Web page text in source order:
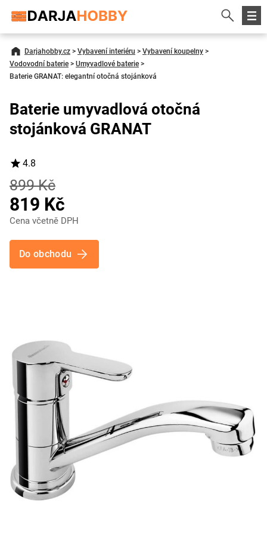
Darjahobby.cz > Vybavení interiéru > Vybavení koupelny >
Vodovodní baterie > Umyvadlové baterie >
Baterie GRANAT: elegantní otočná stojánková
Baterie umyvadlová otočná
stojánková GRANAT
4.8
899 Kč
819 Kč
Cena včetně DPH
Do obchodu